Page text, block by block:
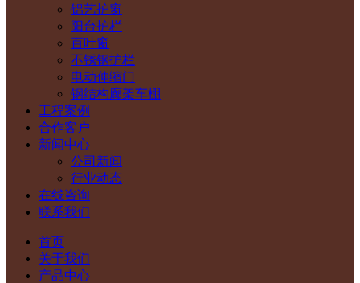
铝艺护窗
阳台护栏
百叶窗
不锈钢护栏
电动伸缩门
钢结构廊架车棚
工程案例
合作客户
新闻中心
公司新闻
行业动态
在线咨询
联系我们
首页
关于我们
产品中心